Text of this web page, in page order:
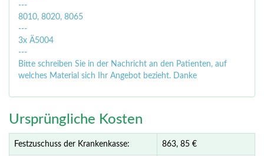
---
8010, 8020, 8065
---
3x Ä5004
---
Bitte schreiben Sie in der Nachricht an den Patienten, auf
welches Material sich Ihr Angebot bezieht. Danke
Ursprüngliche Kosten
Festzuschuss der Krankenkasse: 863, 85 €